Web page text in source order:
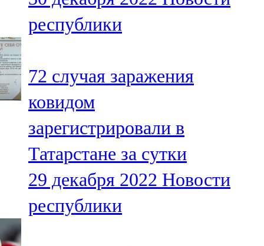
Мөслим
100,0 FM
104,7 FM
Олы Әтнә
71,42 FM
Сарман
107,8 FM
Теләче
республики
72 случая заражения
ковидом
зарегистрировали в
Татарстане за сутки
29 декабря 2022 Новости
республики